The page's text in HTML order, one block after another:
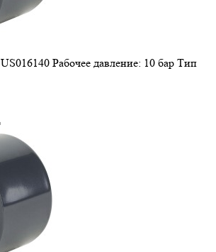
US016140 Рабочее давление: 10 бар Тип